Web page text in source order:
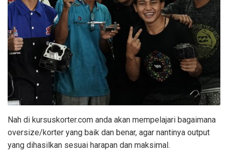
Nah di kursuskorter.com anda akan mempelajari bagaimana
oversize/korter yang baik dan benar, agar nantinya output
yang dihasilkan sesuai harapan dan maksimal.